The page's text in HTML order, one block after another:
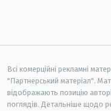
Всі комерційні рекламні
"Партнерський матеріал".
відображають позицію
поглядів. Детальніше щодо